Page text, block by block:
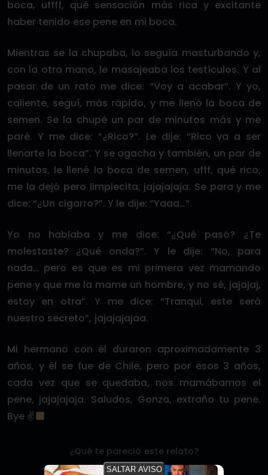
boca, uffff, qué sensación más rica y excitante
haber tenido ese pene en mi boca.
Mientras se la chupaba, lo seguía masturbando y,
con la otra mano, le masajeaba los testículos. Y al
pasar de un rato me dice: “Voy a acabar”. Y yo,
caliente, seguí, más rápido, y me llenó la boca de
semen. Se la chupé un par de minutos más y me
paré. Y me dice: “¿Rico?”. Le dije: “Rico va a ser
llenarte la boca”. Y se agacha y también, un par de
minutos, le llené la boca de semen, ufff, qué rico,
me la dejó pero limpiecita, jajajajaja. Se para y me
dice: “¿Un cigarro?”. Y le dije: “Yaaa…”.
Yo no hablaba y me dice: “¿Qué pasó? ¿Te
molestaste? ¿Qué onda?”. Y le dije: “No, para
nada… pero es que es mi primera vez mamando
pene y que me la mame un hombre, y no sé, jajajaj,
estoy en otra”. Y me dice: “Tranqui, este será
nuestro secreto”, jajajajajaa.
Mi hermano con él duraron aproximadamente 3
años, y él se fue de Chile, pero por esos 3 años,
cada vez que se quedaba, nos mamábamos el
pene, jajajajaja. Saludos, Gonza, extraño tu pene.
Bye ✌
¿Qué te pareció este relato?
SALTAR AVISO